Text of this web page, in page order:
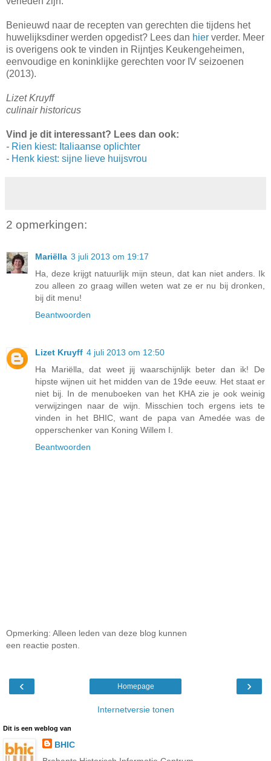
Benieuwd naar de recepten van gerechten die tijdens het
huwelijksdiner werden opgedist? Lees dan hier verder. Meer
is overigens ook te vinden in Rijntjes Keukengeheimen,
eenvoudige en koninklijke gerechten voor IV seizoenen
(2013).
Lizet Kruyff
culinair historicus
Vind je dit interessant? Lees dan ook:
- Rien kiest: Italiaanse oplichter
- Henk kiest: sijne lieve huijsvrou
2 opmerkingen:
Mariëlla 3 juli 2013 om 19:17
Ha, deze krijgt natuurlijk mijn steun, dat kan niet anders. Ik
zou alleen zo graag willen weten wat ze er nu bij dronken,
bij dit menu!
Beantwoorden
Lizet Kruyff 4 juli 2013 om 12:50
Ha Mariëlla, dat weet jij waarschijnlijk beter dan ik! De
hipste wijnen uit het midden van de 19de eeuw. Het staat er
niet bij. In de menuboeken van het KHA zie je ook weinig
verwijzingen naar de wijn. Misschien toch ergens iets te
vinden in het BHIC, want de papa van Amedée was de
opperschenker van Koning Willem I.
Beantwoorden
Opmerking: Alleen leden van deze blog kunnen
een reactie posten.
‹ ›
Homepage
Internetversie tonen
Dit is een weblog van
BHIC